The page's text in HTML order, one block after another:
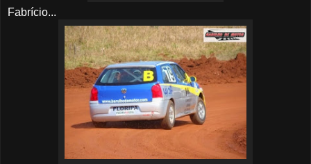
Fabrício...